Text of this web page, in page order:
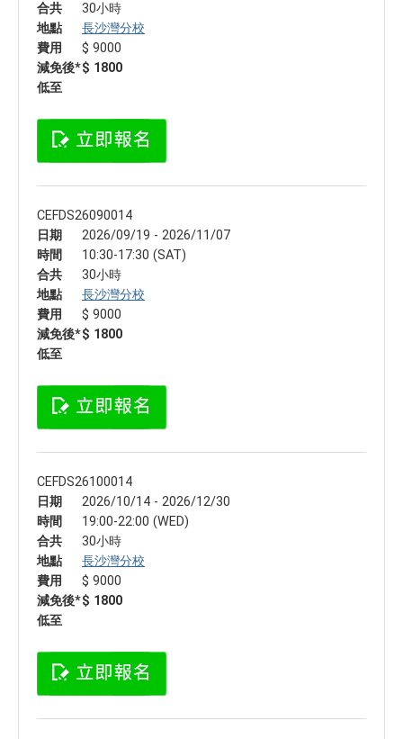
合共
30小時
地點
長沙灣分校
費用
$ 9000
減免後*
低至
$ 1800
CEFDS26090014
日期
2026/09/19 - 2026/11/07
時間
10:30-17:30 (SAT)
合共
30小時
地點
長沙灣分校
費用
$ 9000
減免後*
低至
$ 1800
CEFDS26100014
日期
2026/10/14 - 2026/12/30
時間
19:00-22:00 (WED)
合共
30小時
地點
長沙灣分校
費用
$ 9000
減免後*
低至
$ 1800